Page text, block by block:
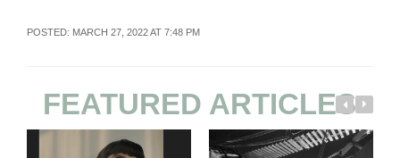
POSTED: MARCH 27, 2022 AT 7:48 PM
FEATURED ARTICLES